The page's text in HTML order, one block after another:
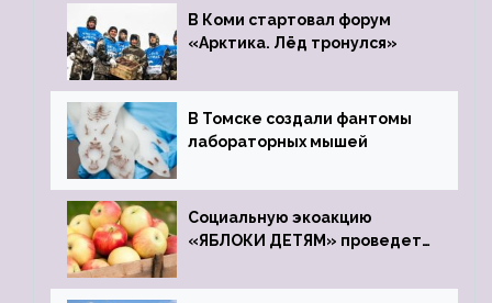
В Коми стартовал форум
«Арктика. Лёд тронулся»
В Томске создали фантомы
лабораторных мышей
Социальную экоакцию
«ЯБЛОКИ ДЕТЯМ» проведет